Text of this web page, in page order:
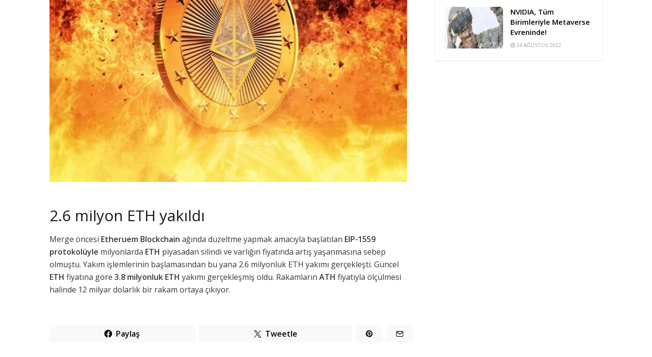
2.6 milyon ETH yakıldı
Merge öncesi Etheruem Blockchain ağında düzeltme yapmak amacıyla başlatılan EIP-1559
protokolüyle milyonlarda ETH piyasadan silindi ve varlığın fiyatında artış yaşanmasına sebep
olmuştu. Yakım işlemlerinin başlamasından bu yana 2.6 milyonluk ETH yakımı gerçekleşti. Güncel
ETH fiyatına göre 3.8 milyonluk ETH yakımı gerçekleşmiş oldu. Rakamların ATH fiyatıyla ölçülmesi
halinde 12 milyar dolarlık bir rakam ortaya çıkıyor.
Paylaş Tweetle
NVIDIA, Tüm
Birimleriyle Metaverse
Evreninde!
24 AĞUSTOS 2022